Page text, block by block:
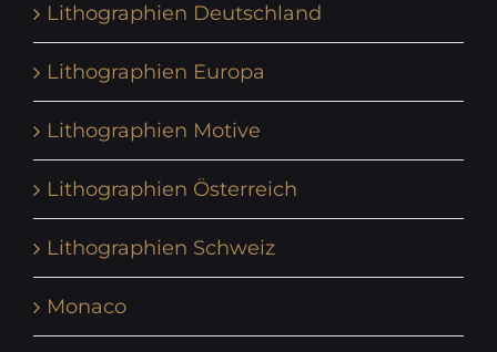
Lithographien Deutschland
Lithographien Europa
Lithographien Motive
Lithographien Österreich
Lithographien Schweiz
Monaco